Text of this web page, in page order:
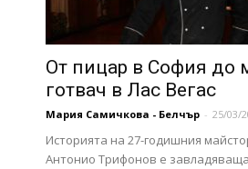
От пицар в София до
готвач в Лас Вегас
Мария Самичкова - Белчър - 25/03/
Историята на 27-годишния
Антонио Трифонов е